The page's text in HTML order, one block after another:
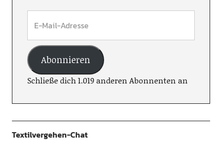
Abonnieren
Schließe dich 1.019 anderen Abonnenten an
Textilvergehen-Chat